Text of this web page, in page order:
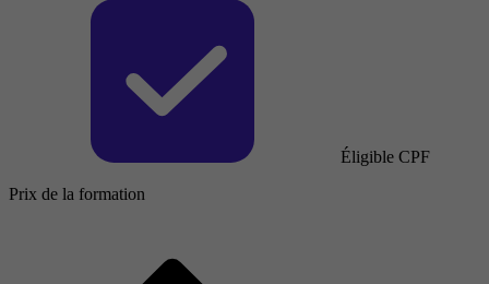
Éligible CPF
Prix de la formation